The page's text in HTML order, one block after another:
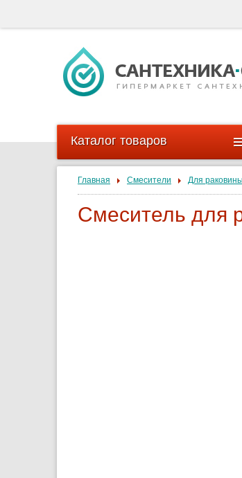
Каталог товаров
Главная Смесители Для раковины
Смеситель для